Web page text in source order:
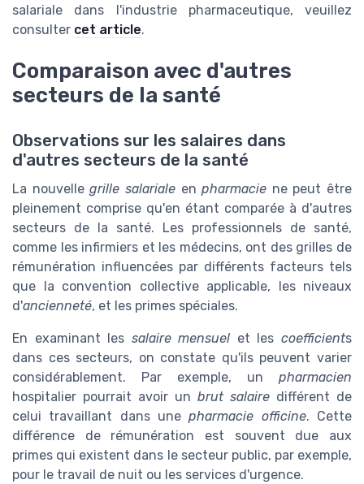
salariale dans l'industrie pharmaceutique, veuillez
consulter cet article.
Comparaison avec d'autres
secteurs de la santé
Observations sur les salaires dans
d'autres secteurs de la santé
La nouvellegrille salarialeenpharmacie ne peut être
pleinement comprise qu'en étant comparée à d'autres
secteurs de la santé. Les professionnels de santé,
comme les infirmiers et les médecins, ont des grilles de
rémunération influencées par différents facteurs tels
que la convention collective applicable, les niveaux
d'ancienneté, et les primes spéciales.
En examinant les salaire mensuel et lescoefficients
dans ces secteurs, on constate qu'ils peuvent varier
considérablement. Par exemple, un pharmacien
hospitalier pourrait avoir un brut salaire différent de
celui travaillant dans unepharmacie officine. Cette
différence de rémunération est souvent due aux
primes qui existent dans le secteur public, par exemple,
pour le travail de nuit ou les services d'urgence.